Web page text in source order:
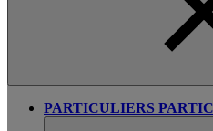
PARTICULIERS